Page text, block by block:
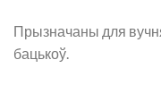
Прызначаны для
бацькоў.